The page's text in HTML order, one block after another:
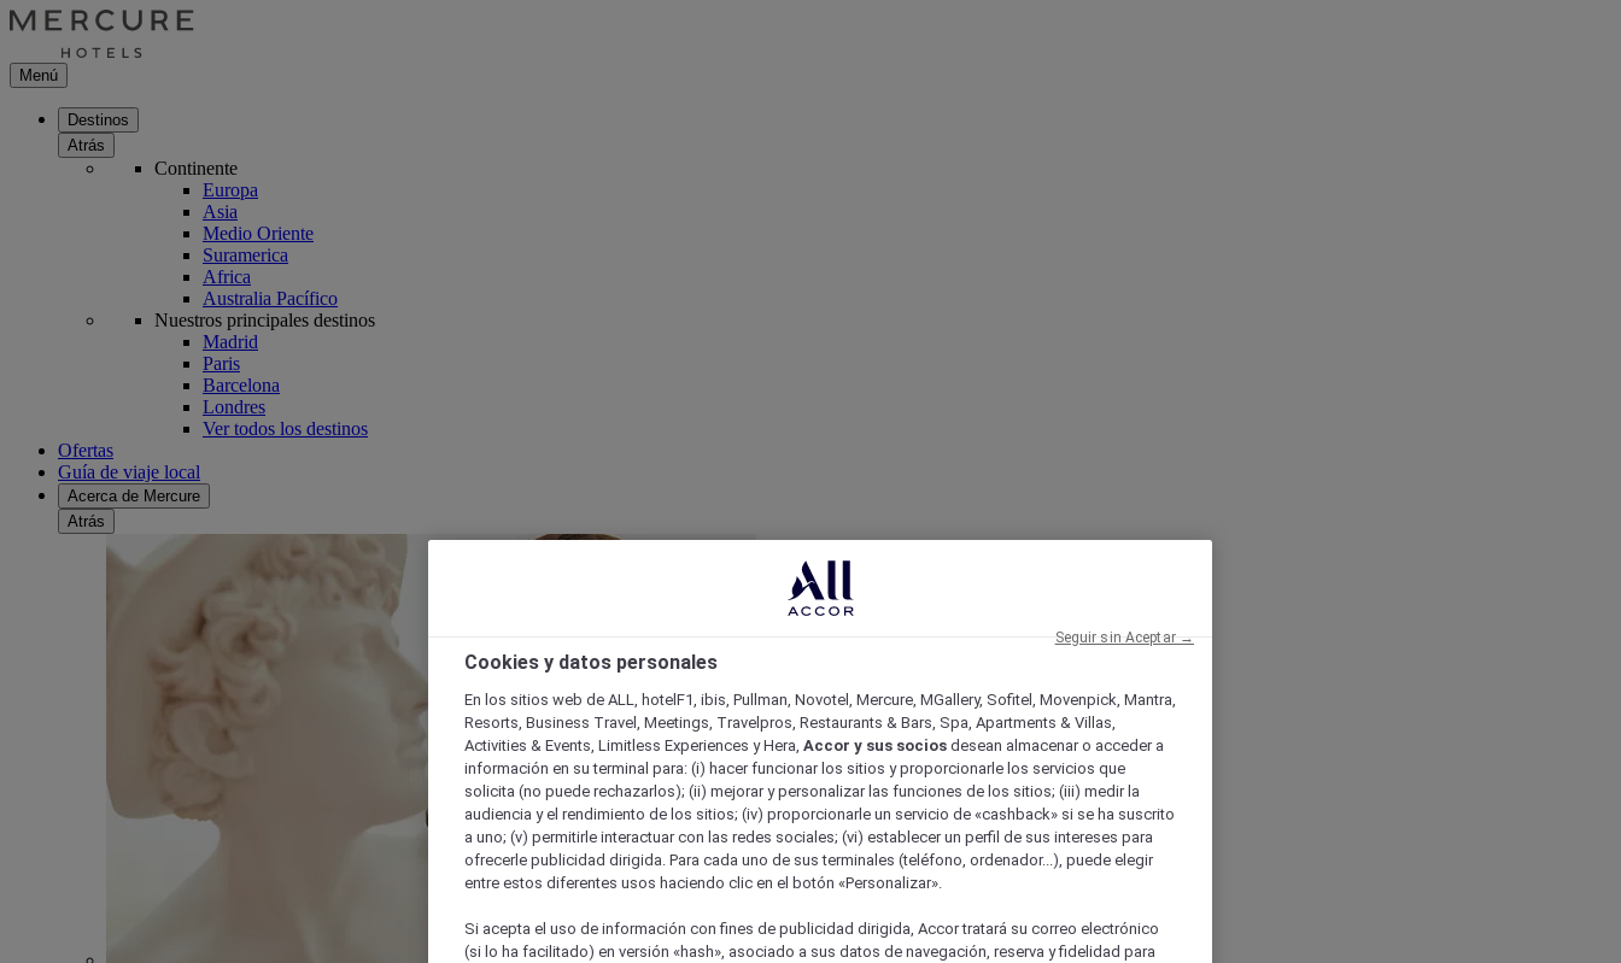
Menú
Destinos
Atrás
Continente
Europa
Asia
Medio Oriente
Suramerica
Africa
Australia Pacífico
Nuestros principales destinos
Madrid
Paris
Barcelona
Londres
Ver todos los destinos
Ofertas
Guía de viaje local
Acerca de Mercure
Atrás
Cookies y datos personales
En los sitios web de ALL, hotelF1, ibis, Pullman, Novotel, Mercure, MGallery, Sofitel, Movenpick, Mantra,
Resorts, Business Travel, Meetings, Travelpros, Restaurants & Bars, Spa, Apartments & Villas,
Activities & Events, Limitless Experiences y Hera, Accor y sus socios desean almacenar o acceder a
información en su terminal para: (i) hacer funcionar los sitios y proporcionarle los servicios que
solicita (no puede rechazarlos); (ii) mejorar y personalizar las funciones de los sitios; (iii) medir la
audiencia y el rendimiento de los sitios; (iv) proporcionarle un servicio de «cashback» si se ha suscrito
a uno; (v) permitirle interactuar con las redes sociales; (vi) establecer un perfil de sus intereses para
ofrecerle publicidad dirigida. Para cada uno de sus terminales (teléfono, ordenador...), puede elegir
entre estos diferentes usos haciendo clic en el botón «Personalizar».
Si acepta el uso de información con fines de publicidad dirigida, Accor tratará su correo electrónico
(si lo ha facilitado) en versión «hash», asociado a sus datos de navegación, reserva y fidelidad para
Seguir sin Aceptar →